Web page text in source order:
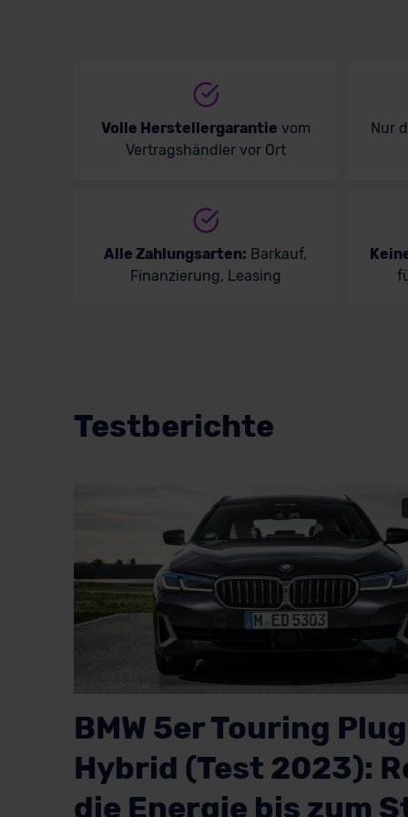
Volle Herstellergarantie vom
Vertragshändler vor Ort
Nur
Alle Zahlungsarten: Barkauf,
Finanzierung, Leasing
Testberichte
BMW 5er Touring
Hybrid (Test 2023):
die Energie bis zum